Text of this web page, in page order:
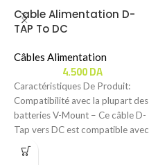
Cable Alimentation D-
TAP To DC
Câbles Alimentation
4.500DA
Caractéristiques De Produit:
Compatibilité avec la plupart des
batteries V-Mount – Ce câble D-
Tap vers DC est compatible avec
SmallRig